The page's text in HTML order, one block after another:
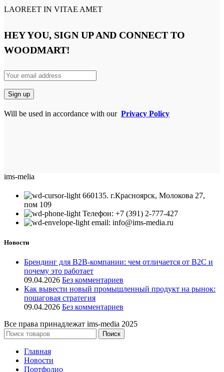
LAOREET IN VITAE AMET
HEY YOU, SIGN UP AND CONNECT TO
WOODMART!
Will be used in accordance with our Privacy Policy
ims-melia
660135. г.Красноярск, Молокова 27,
пом 109
Телефон: +7 (391) 2-777-427
email: info@ims-media.ru
Новости
Брендинг для B2B-компании: чем отличается от B2C и
почему это работает
09.04.2026 Без комментариев
Как вывести новый промышленный продукт на рынок:
пошаговая стратегия
09.04.2026 Без комментариев
Все права принадлежат ims-media 2025
Поиск
Главная
Новости
Портфолио